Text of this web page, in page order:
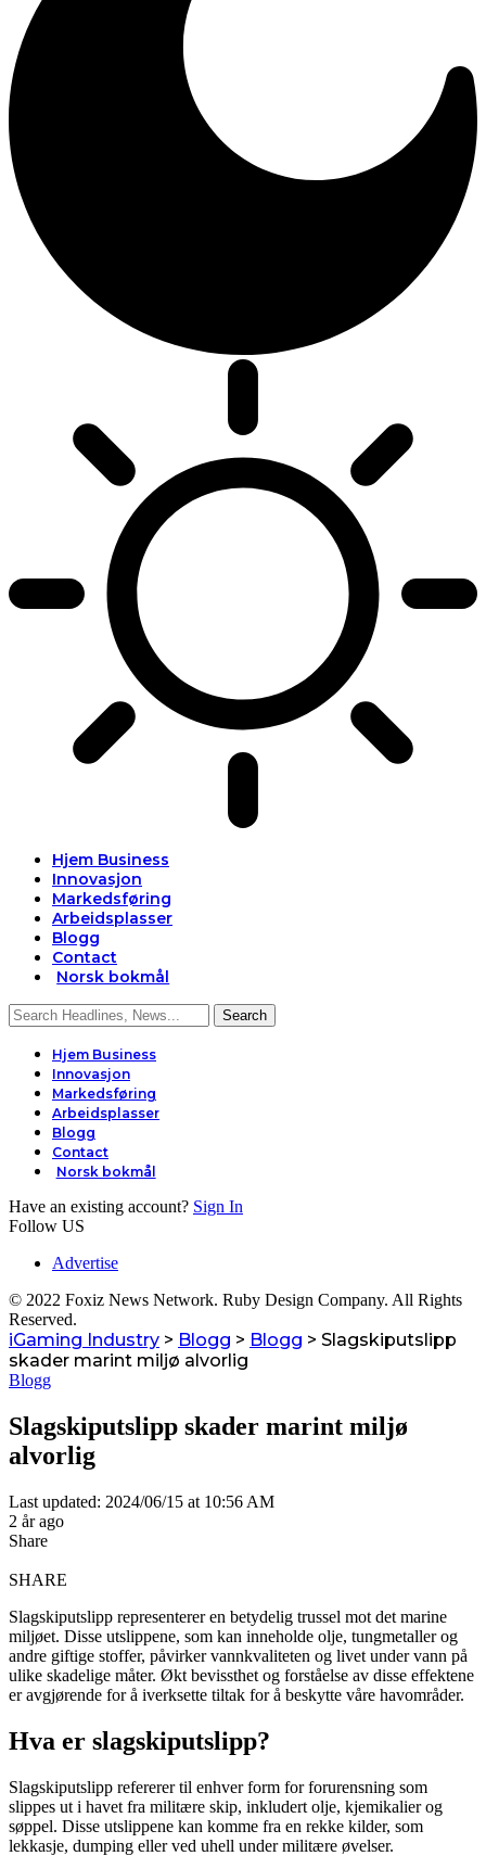
Hjem Business
Innovasjon
Markedsføring
Arbeidsplasser
Blogg
Contact
Norsk bokmål
Hjem Business
Innovasjon
Markedsføring
Arbeidsplasser
Blogg
Contact
Norsk bokmål
Have an existing account? Sign In
Follow US
Advertise
© 2022 Foxiz News Network. Ruby Design Company. All Rights
Reserved.
iGaming Industry > Blogg > Blogg > Slagskiputslipp
skader marint miljø alvorlig
Blogg
Slagskiputslipp skader marint miljø
alvorlig
Last updated: 2024/06/15 at 10:56 AM
2 år ago
Share
SHARE
Slagskiputslipp representerer en betydelig trussel mot det marine
miljøet. Disse utslippene, som kan inneholde olje, tungmetaller og
andre giftige stoffer, påvirker vannkvaliteten og livet under vann på
ulike skadelige måter. Økt bevissthet og forståelse av disse effektene
er avgjørende for å iverksette tiltak for å beskytte våre havområder.
Hva er slagskiputslipp?
Slagskiputslipp refererer til enhver form for forurensning som
slippes ut i havet fra militære skip, inkludert olje, kjemikalier og
søppel. Disse utslippene kan komme fra en rekke kilder, som
lekkasje, dumping eller ved uhell under militære øvelser.